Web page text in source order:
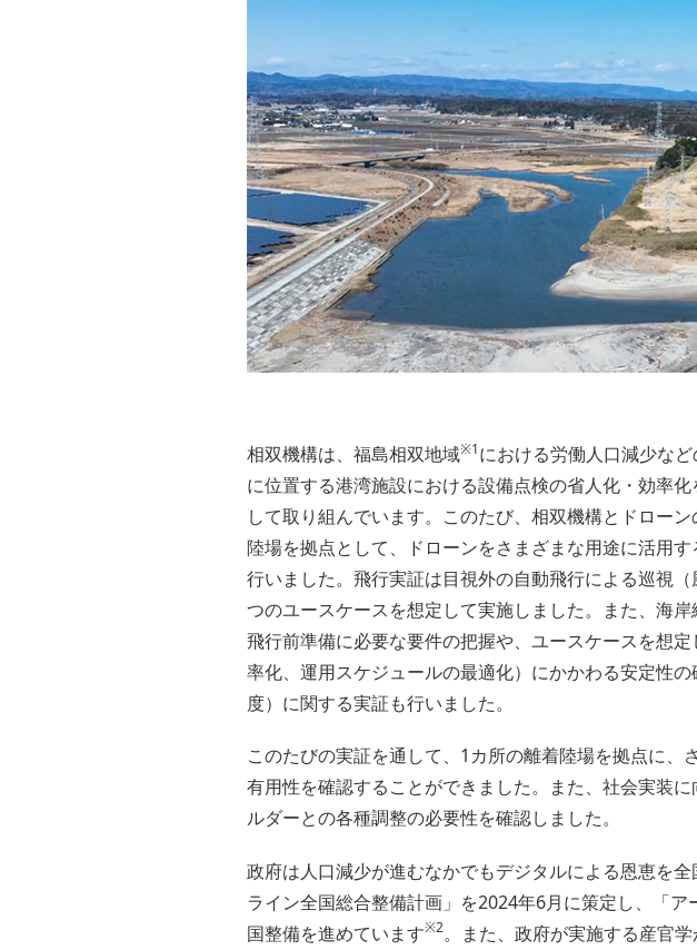
相双機構は、福島相双地域※1における労働人口減少な
に位置する港湾施設における設備点検の省人化・効率
して取り組んでいます。このたび、相双機構とドロー
陸場を拠点として、ドローンをさまざまな用途に活用
行いました。飛行実証は目視外の自動飛行による巡視
つのユースケースを想定して実施しました。また、海
飛行前準備に必要な要件の把握や、ユースケースを想
率化、運用スケジュールの最適化）にかかわる安定性
度）に関する実証も行いました。
このたびの実証を通して、1カ所の離着陸場を拠点に
有用性を確認することができました。また、社会実装
ルダーとの各種調整の必要性を確認しました。
政府は人口減少が進むなかでもデジタルによる恩恵を
ライン全国総合整備計画」を2024年6月に策定し、「
国整備を進めています※2。また、政府が実施する産官